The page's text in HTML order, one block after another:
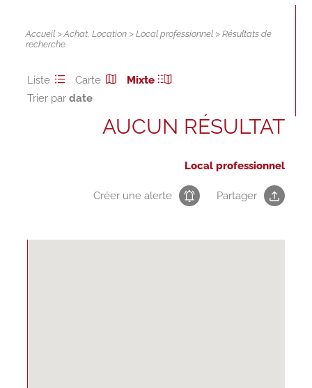
Accueil >Achat,Location >Local professionnel > Résultats de
recherche
Liste Carte
Mixte
Trier par
AUCUN RÉSULTAT
Local professionnel
Créer une alerte Partager